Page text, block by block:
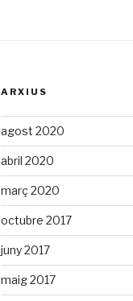
ARXIUS
agost 2020
abril 2020
març 2020
octubre 2017
juny 2017
maig 2017